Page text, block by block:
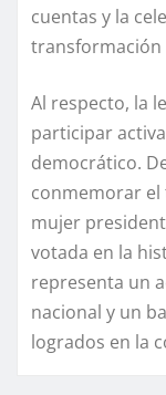
cuentas y la
transformación
Al respecto, la
participar
democrático.
conmemorar
mujer
votada en la
representa un
nacional y un
logrados en la